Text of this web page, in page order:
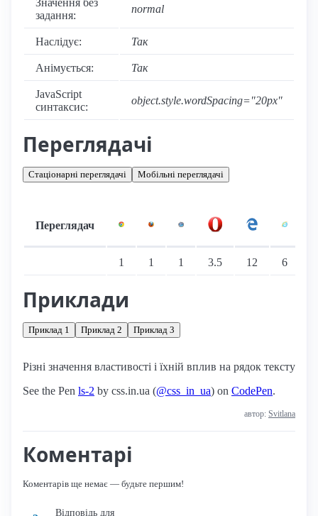
задання:
normal
Наслідує: Так
Анімується: Так
JavaScript
синтаксис:
object.style.wordSpacing="20px"
Переглядачі
Стаціонарні переглядачі Мобільні переглядачі
Переглядач
1 1 1 3.5 12 6
Приклади
Приклад 1 Приклад 2 Приклад 3
Різні значення властивості і їхній вплив на рядок тексту
See the Pen ls-2 by css.in.ua (@css_in_ua) on CodePen.
автор: Svitlana
Коментарі
Коментарів ще немає — будьте першим!
Відповідь для